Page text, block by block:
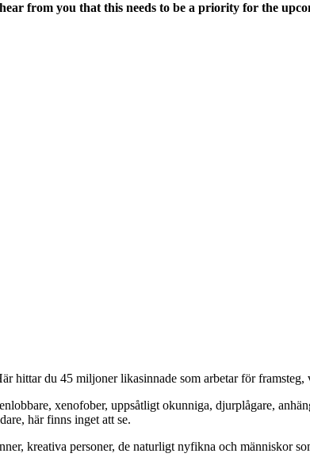
from you that this needs to be a priority for the
hittar du 45 miljoner likasinnade som arbetar för framsteg,
xenofober, uppsåtligt okunniga, djurplågare,
här finns inget att se.
kreativa personer, de naturligt nyfikna och människor